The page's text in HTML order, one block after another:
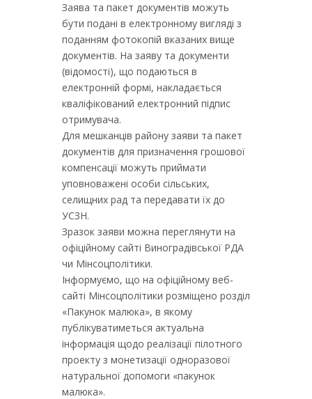
Заява та пакет документів можуть
бути подані в електронному вигляді з
поданням фотокопій вказаних вище
документів. На заяву та документи
(відомості), що подаються в
електронній формі, накладається
кваліфікований електронний підпис
отримувача.
Для мешканців району заяви та пакет
документів для призначення грошової
компенсації можуть приймати
уповноважені особи сільських,
селищних рад та передавати їх до
УСЗН.
Зразок заяви можна переглянути на
офіційному сайті Виноградівської РДА
чи Мінсоцполітики.
Інформуємо, що на офіційному веб-
сайті Мінсоцполітики розміщено розділ
«Пакунок малюка», в якому
публікуватиметься актуальна
інформація щодо реалізації пілотного
проекту з монетизації одноразової
натуральної допомоги «пакунок
малюка».